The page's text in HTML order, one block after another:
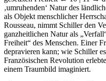
‚umruhenden‘ Natur des
als Objekt menschlicher
Rousseau, nimmt Schiller den
ganzheitlichen Natur als
Freiheit“ des Menschen. Einer
depravieren kann; wie Schiller
Französischen Revolution
einem Traumbild imaginiert.